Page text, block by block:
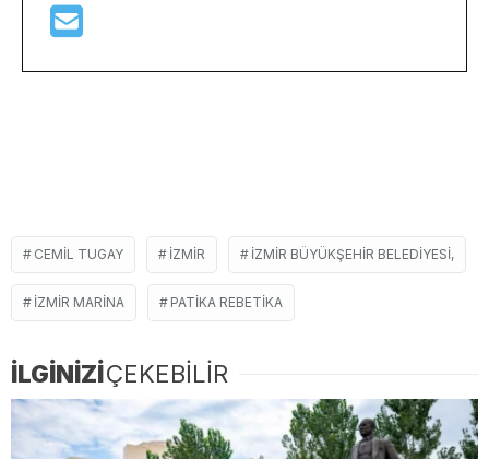
CEMIL TUGAY İZMIR İZMIR BÜYÜKŞEHIR BELEDIYESI,
IZMIR MARINA PATIKA REBETIKA
İLGİNİZİÇEKEBİLİR